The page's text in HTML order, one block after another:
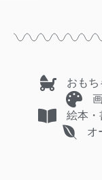
おもち
絵本・
オ